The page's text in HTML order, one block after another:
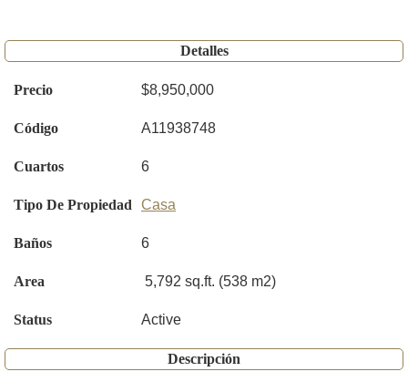
Detalles
Precio $8,950,000
Código A11938748
Cuartos 6
Tipo De Propiedad Casa
Baños 6
Area 5,792 sq.ft. (538 m2)
Status Active
Descripción